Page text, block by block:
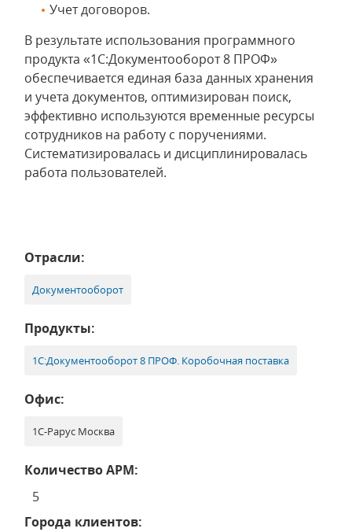
Учет договоров.
В результате использования программного
продукта «1С:Документооборот 8 ПРОФ»
обеспечивается единая база данных хранения
и учета документов, оптимизирован поиск,
эффективно используются временные ресурсы
сотрудников на работу с поручениями.
Систематизировалась и дисциплинировалась
работа пользователей.
Отрасли:
Документооборот
Продукты:
1С:Документооборот 8 ПРОФ. Коробочная поставка
Офис:
1С-Рарус Москва
Количество АРМ:
5
Города клиентов: